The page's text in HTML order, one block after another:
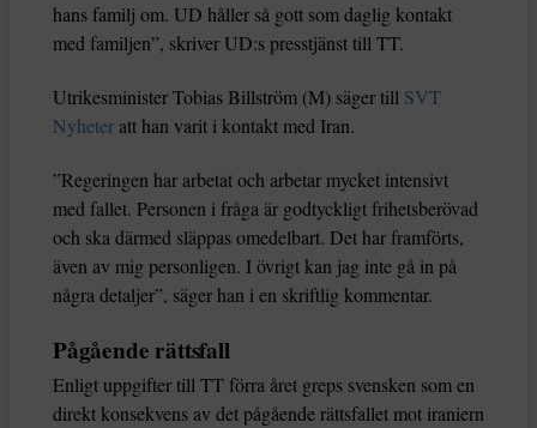
hans familj om. UD håller så gott som daglig kontakt
med familjen”, skriver UD:s presstjänst till TT.
Utrikesminister Tobias Billström (M) säger till SVT
Nyheteratt han varit i kontakt med Iran.
”Regeringen har arbetat och arbetar mycket intensivt
med fallet. Personen i fråga är godtyckligt frihetsberövad
och ska därmed släppas omedelbart. Det har framförts,
även av mig personligen. I övrigt kan jag inte gå in på
några detaljer”, säger han i en skriftlig kommentar.
Pågående rättsfall
Enligt uppgifter till TT förra året greps svensken som en
direkt konsekvens av det pågående rättsfallet mot iraniern